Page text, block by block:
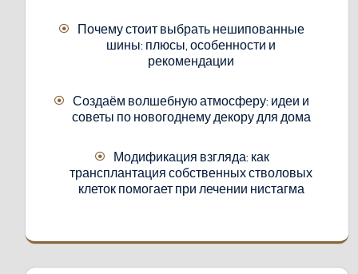
Почему стоит выбрать нешипованные
шины: плюсы, особенности и
рекомендации
Создаём волшебную атмосферу: идеи и
советы по новогоднему декору для дома
Модификация взгляда: как
трансплантация собственных стволовых
клеток помогает при лечении нистагма